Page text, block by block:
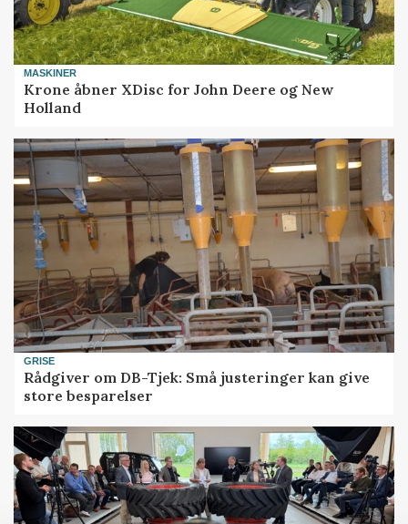
MASKINER
Krone åbner XDisc for John Deere og New
Holland
GRISE
Rådgiver om DB-Tjek: Små justeringer kan give
store besparelser